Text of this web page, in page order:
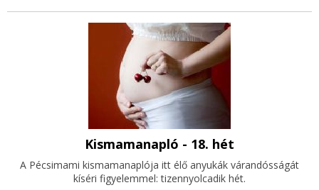
Kismamanapló - 18. hét
A Pécsimami kismamanaplója itt élő anyukák várandósságát
kíséri figyelemmel: tizennyolcadik hét.